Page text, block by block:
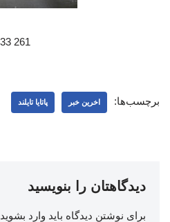
261 33
برچسب‌ها: اخرین خبر پاتایا تایلند
دیدگاهتان را بنویسید
برای نوشتن دیدگاه باید وارد بشوید